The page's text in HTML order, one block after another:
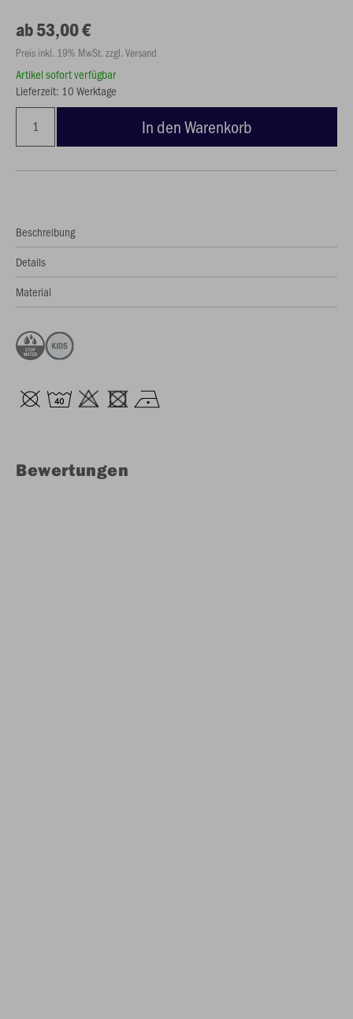
ab 53,00 €
Preis inkl. 19% MwSt. zzgl. Versand
Artikel sofort verfügbar
Lieferzeit: 10 Werktage
In den Warenkorb
Beschreibung
Details
Material
Bewertungen